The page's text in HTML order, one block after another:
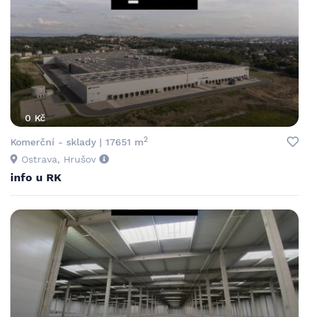
0 Kč
Komerční - sklady | 17651 m2
Ostrava, Hrušov
info u RK